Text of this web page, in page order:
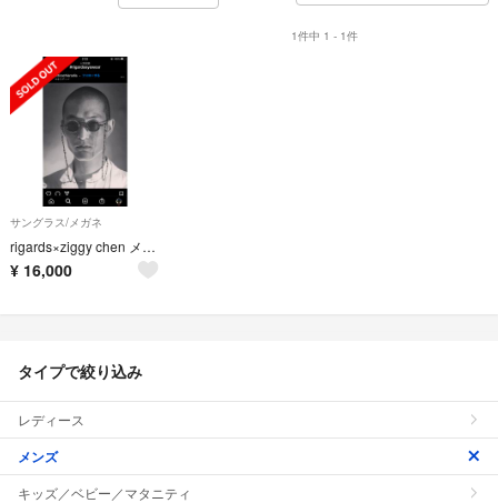
1件中 1 - 1件
サングラス/メガネ
rigards×ziggy chen メガネチェーン
¥ 16,000
タイプで絞り込み
レディース
メンズ
キッズ／ベビー／マタニティ